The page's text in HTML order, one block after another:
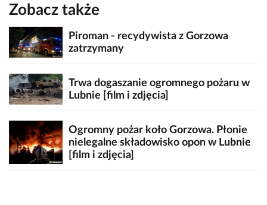
Zobacz także
Piroman - recydywista z Gorzowa
zatrzymany
Trwa dogaszanie ogromnego pożaru w
Lubnie [film i zdjęcia]
Ogromny pożar koło Gorzowa. Płonie
nielegalne składowisko opon w Lubnie
[film i zdjęcia]